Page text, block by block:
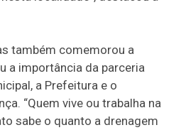
também comemorou a
a importância da parceria
a Prefeitura e o
“Quem vive ou trabalha na
sabe o quanto a drenagem